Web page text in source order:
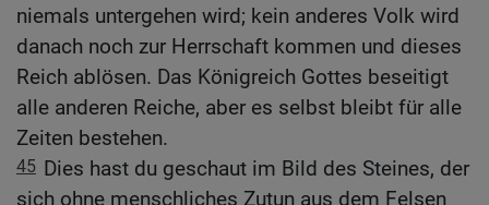
niemals untergehen wird; kein anderes Volk wird
danach noch zur Herrschaft kommen und dieses
Reich ablösen. Das Königreich Gottes beseitigt
alle anderen Reiche, aber es selbst bleibt für alle
Zeiten bestehen.
45 Dies hast du geschaut im Bild des Steines, der
sich ohne menschliches Zutun aus dem Felsen